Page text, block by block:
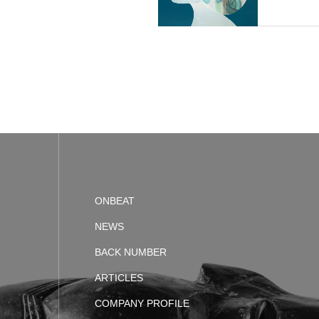
ONBEAT
NEWS
BACK NUMBER
ARTICLES
COMPANY PROFILE